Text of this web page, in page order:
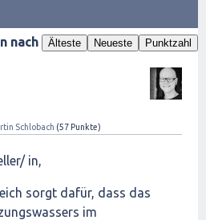
nach Älteste Neueste Punktzahl
Schlobach (57 Punkte)
in,
sorgt dafür, dass das
im